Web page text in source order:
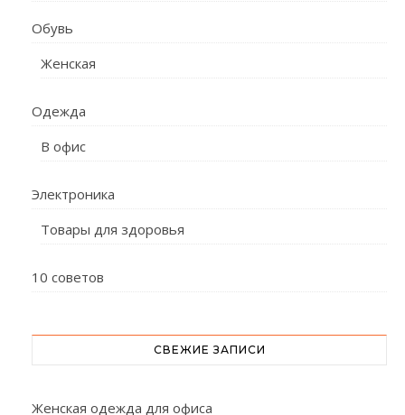
Обувь
Женская
Одежда
В офис
Электроника
Товары для здоровья
10 советов
СВЕЖИЕ ЗАПИСИ
Женская одежда для офиса